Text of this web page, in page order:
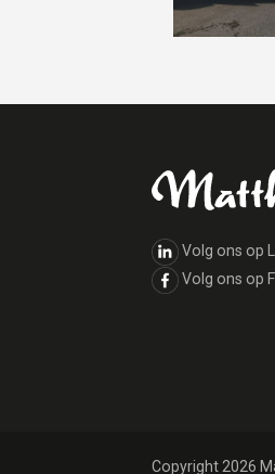
Volg ons op
Volg ons op
Copyright 2026